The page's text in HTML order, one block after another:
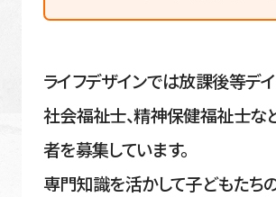
ライフデザインでは放課後等デ
社会福祉士、精神保健福祉士な
者を募集しています。
専門知識を活かして子どもたち